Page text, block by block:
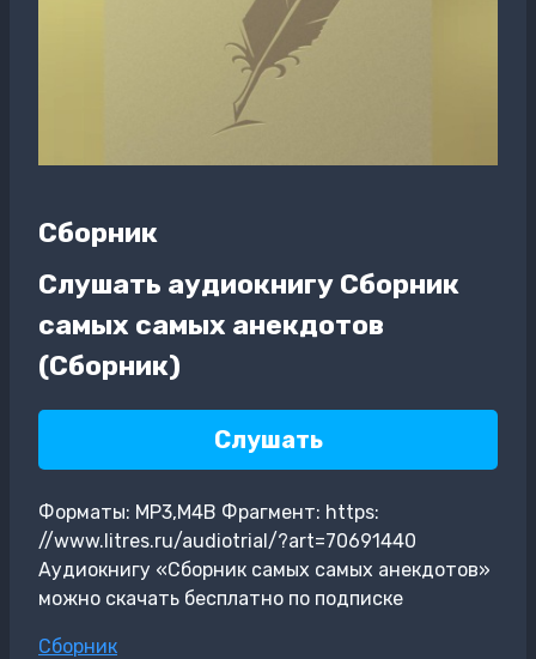
Сборник
Слушать аудиокнигу Сборник
самых самых анекдотов
(Сборник)
Слушать
Форматы: MP3,M4B Фрагмент: https:
//www.litres.ru/audiotrial/?art=70691440
Аудиокнигу «Сборник самых самых анекдотов»
можно скачать бесплатно по подписке
Метки
Сборник